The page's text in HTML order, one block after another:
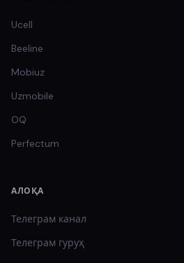
Ucell
Beeline
Mobiuz
Uzmobile
OQ
Perfectum
АЛОҚА
Телеграм канал
Телеграм гуруҳ